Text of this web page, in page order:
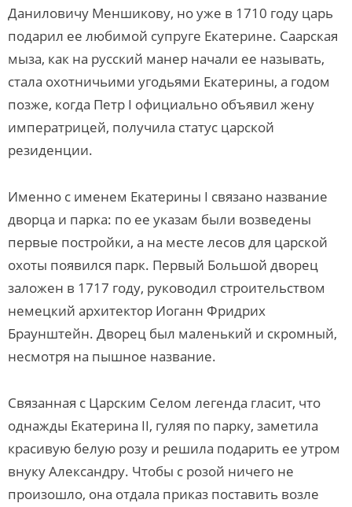
Даниловичу Меншикову, но уже в 1710 году царь
подарил ее любимой супруге Екатерине. Саарская
мыза, как на русский манер начали ее называть,
стала охотничьими угодьями Екатерины, а годом
позже, когда Петр I официально объявил жену
императрицей, получила статус царской
резиденции.
Именно с именем Екатерины I связано название
дворца и парка: по ее указам были возведены
первые постройки, а на месте лесов для царской
охоты появился парк. Первый Большой дворец
заложен в 1717 году, руководил строительством
немецкий архитектор Иоганн Фридрих
Браунштейн. Дворец был маленький и скромный,
несмотря на пышное название.
Связанная с Царским Селом легенда гласит, что
однажды Екатерина II, гуляя по парку, заметила
красивую белую розу и решила подарить ее утром
внуку Александру. Чтобы с розой ничего не
произошло, она отдала приказ поставить возле